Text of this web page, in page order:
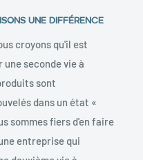
UNE DIFFÉRENCE
croyons qu'il est
seconde vie à
sont
dans un état «
sommes fiers d'en faire
entreprise qui